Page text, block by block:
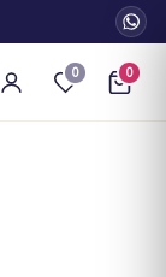
0 0
1/4